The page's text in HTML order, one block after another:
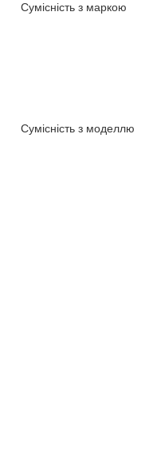
Сумісність з маркою
Сумісність з моделлю